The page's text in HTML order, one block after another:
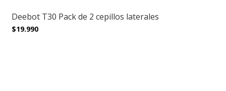
Deebot T30 Pack de 2 cepillos laterales
$19.990